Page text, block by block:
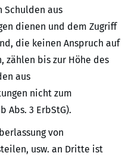
Schulden aus
dienen und dem Zugriff
die keinen Anspruch auf
zählen bis zur Höhe des
aus
nicht zum
Abs. 3 ErbStG).
von
usw. an Dritte ist